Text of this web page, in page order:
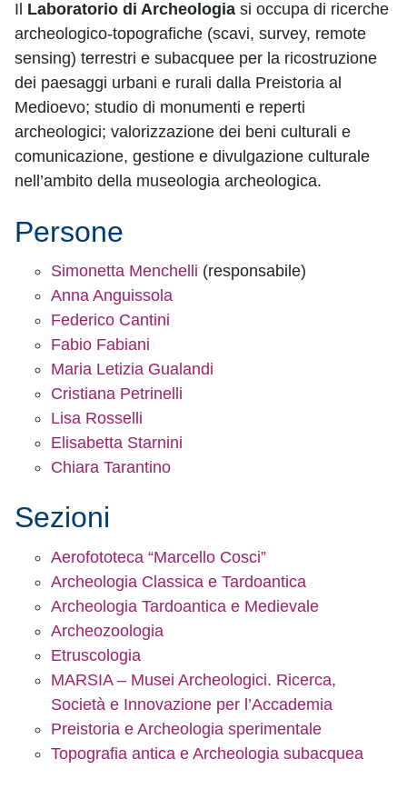
Il Laboratorio di Archeologia si occupa di ricerche
archeologico-topografiche (scavi, survey, remote
sensing) terrestri e subacquee per la ricostruzione
dei paesaggi urbani e rurali dalla Preistoria al
Medioevo; studio di monumenti e reperti
archeologici; valorizzazione dei beni culturali e
comunicazione, gestione e divulgazione culturale
nell’ambito della museologia archeologica.
Persone
Simonetta Menchelli (responsabile)
Anna Anguissola
Federico Cantini
Fabio Fabiani
Maria Letizia Gualandi
Cristiana Petrinelli
Lisa Rosselli
Elisabetta Starnini
Chiara Tarantino
Sezioni
Aerofototeca “Marcello Cosci”
Archeologia Classica e Tardoantica
Archeologia Tardoantica e Medievale
Archeozoologia
Etruscologia
MARSIA – Musei Archeologici. Ricerca,
Società e Innovazione per l’Accademia
Preistoria e Archeologia sperimentale
Topografia antica e Archeologia subacquea